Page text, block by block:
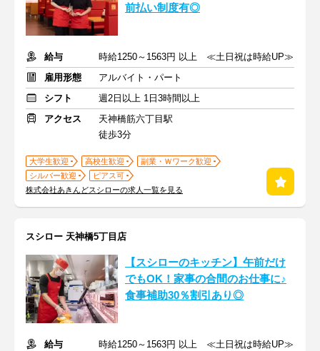
前払い制度有◎
給与
時給1250～1563円 以上 ≪土日祝は時給UP≫
雇用形態
アルバイト・パート
シフト
週2日以上 1日3時間以上
アクセス
天神橋筋六丁目駅
徒歩3分
大学生歓迎 高校生歓迎
副業・Ｗワーク歓迎
シルバー歓迎
ピアス可
株式会社あきんどスシローの求人一覧を見る
スシロー 天神橋5丁目店
【スシローのキッチン】午前だけ
でもOK！家事の合間のお仕事に♪
食事補助30％割引あり◎
給与
時給1250～1563円 以上 ≪土日祝は時給UP≫